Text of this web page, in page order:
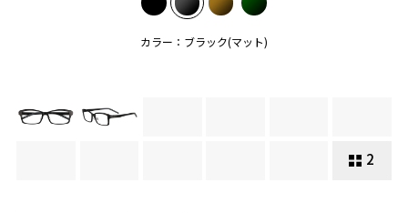
カラー：ブラック(マット)
2